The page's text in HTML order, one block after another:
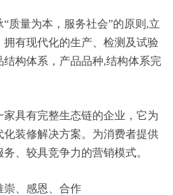
质量为本，服务社会”的原则,立
有现代化的生产、检测及试验
构体系，产品品种,结构体系完
具有完整生态链的企业，它为
装修解决方案。为消费者提供
、较具竞争力的营销模式。
崇、感恩、合作